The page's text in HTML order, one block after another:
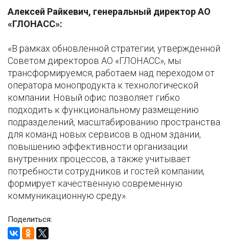
Алексей Райкевич, генеральный директор АО
«ГЛОНАСС»:
«В рамках обновленной стратегии, утвержденной
Советом директоров АО «ГЛОНАСС», мы
трансформируемся, работаем над переходом от
оператора монопродукта к технологической
компании. Новый офис позволяет гибко
подходить к функциональному размещению
подразделений, масштабированию пространства
для команд новых сервисов в одном здании,
повышению эффективности организации
внутренних процессов, а также учитывает
потребности сотрудников и гостей компании,
формирует качественную современную
коммуникационную среду».
Поделиться: